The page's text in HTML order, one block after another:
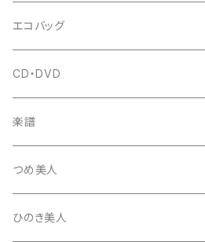
箏柱
柱入
平柱入
三角柱入
琴台
13絃用琴台（低）
13絃用琴台（高）
桐柱箱
消音フェルト
はつね糸
地唄駒
長唄駒
糸駒入
爪駒入
撥入
一丁撥入
三角撥入（ファスナー式）
撥
長唄・民謡撥
撥さや
立奏用譜面台
調子笛・音叉
チューナー・メトロノーム
エコバッグ
CD・DVD
楽譜
つめ美人
ひのき美人